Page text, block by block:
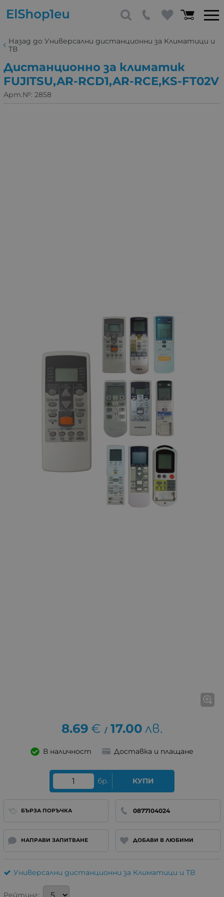
Назад до Универсални дистанционни за Климатици и
ТВ
Дистанционно за климатик
FUJITSU,AR-RCD1,AR-RCE,KS-FT02V
Арт.№: 2858
8.69 € / 17.00 лв.
В наличност Доставка и плащане
бр. КУПИ
БЪРЗА ПОРЪЧКА 0877104024
НАПРАВИ ЗАПИТВАНЕ ДОБАВИ В ЛЮБИМИ
Универсални дистанционни за Климатици и ТВ